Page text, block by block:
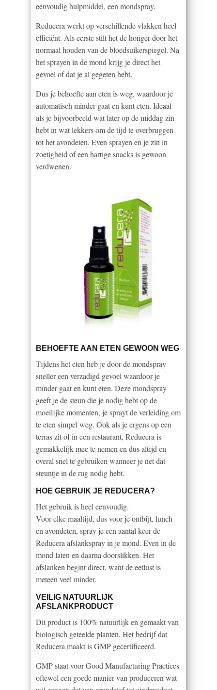
eenvoudig hulpmiddel, een mondspray.
Reducera werkt op verschillende vlakken heel
efficiënt. Als eerste stilt het de honger door het
normaal houden van de bloedsuikerspiegel. Na
het sprayen in de mond krijg je direct het
gevoel of dat je al gegeten hebt.
Dus je behoefte aan eten is weg, waardoor je
automatisch minder gaat en kunt eten. Ideaal
als je bijvoorbeeld wat later op de middag zin
hebt in wat lekkers om de tijd te overbruggen
tot het avondeten. Even sprayen en je zin in
zoetigheid of een hartige snacks is gewoon
verdwenen.
BEHOEFTE AAN ETEN GEWOON WEG
Tijdens het eten heb je door de mondspray
sneller een verzadigd gevoel waardoor je
minder gaat en kunt eten. Deze mondspray
geeft je de steun die je nodig hebt op de
moeilijke momenten, je sprayt de verleiding om
te eten simpel weg. Ook als je ergens op een
terras zit of in een restaurant, Reducera is
gemakkelijk mee te nemen en dus altijd en
overal snel te gebruiken wanneer je net dat
steuntje in de rug nodig hebt.
HOE GEBRUIK JE REDUCERA?
Het gebruik is heel eenvoudig.
Voor elke maaltijd, dus voor je ontbijt, lunch
en avondeten, spray je een aantal keer de
Reducera afslankspray in je mond. Even in de
mond laten en daarna doorslikken. Het
afslanken begint direct, want de eetlust is
meteen veel minder.
VEILIG NATUURLIJK
AFSLANKPRODUCT
Dit product is 100% natuurlijk en gemaakt van
biologisch geteelde planten. Het bedrijf dat
Reducera maakt is GMP gecertificeerd.
GMP staat voor Good Manufacturing Practices
oftewel een goede manier van produceren wat